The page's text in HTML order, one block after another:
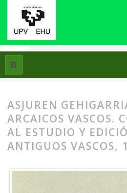
Hasiera ASJUren
ASJUREN
ARCAICOS VASCOS.
AL ESTUDIO Y
ANTIGUOS VASCOS,